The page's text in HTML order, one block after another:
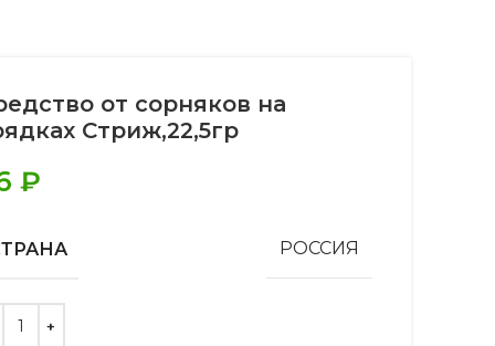
от сорняков на
Стриж,22,5гр
₽
РОССИЯ